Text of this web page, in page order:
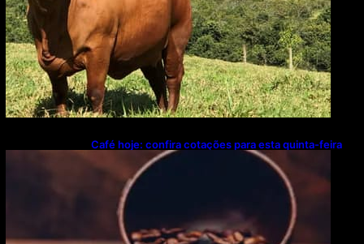
Café hoje: confira cotações para esta quinta-feira